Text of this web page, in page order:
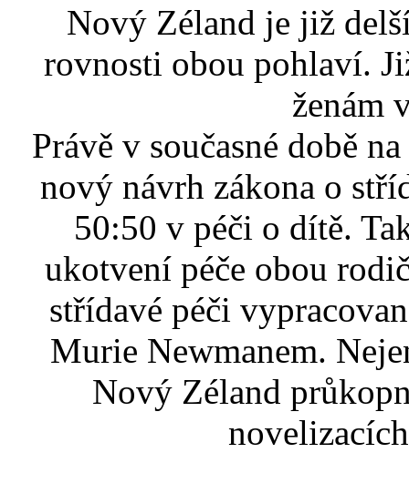
Nový Zéland je již
rovnosti obou pohlaví.
ženám
Právě v současné době
nový návrh zákona o
50:50 v péči o dítě.
ukotvení péče obou
střídavé péči
Murie Newmanem.
Nový Zéland